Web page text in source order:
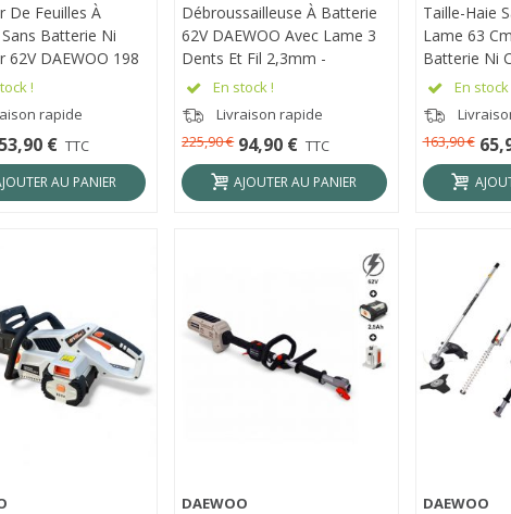
De Feuilles À
Batterie Ni
62V DAEWOO 198
655
!
rapide
53,90 € TTC
AU PANIER
Débroussailleuse À Batterie
62V DAEWOO Avec Lame 3
Dents Et Fil 2,3mm -
DALST62BL-16W
En stock !
Livraison rapide
94,90 € TTC
225,90 €
AJOUTER AU PANIER
Taille-Haie
Lame 63
Batterie Ni
DAEWOO
En stock
163,90 €
RAPIDE APERÇU RAPIDE
DAEWOO APERÇU
DAEWOO